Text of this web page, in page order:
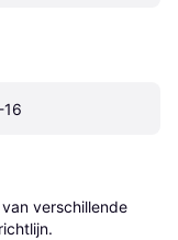
verschillende